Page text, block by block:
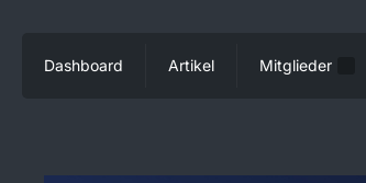
Dashboard Artikel Mitglieder